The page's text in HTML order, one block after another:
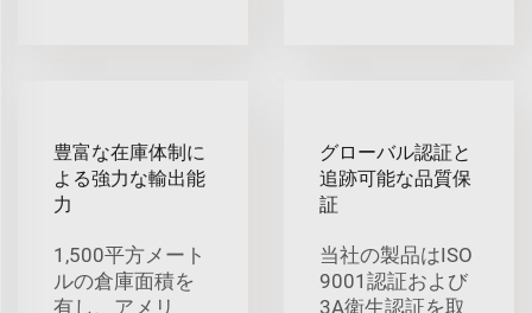
豊富な在庫体制に
よる強力な輸出能
力
1,500平方メート
ルの倉庫面積を
有し、アメリ
グローバル認証と
追跡可能な品質保
証
当社の製品はISO
9001認証および
3A衛生認証を取